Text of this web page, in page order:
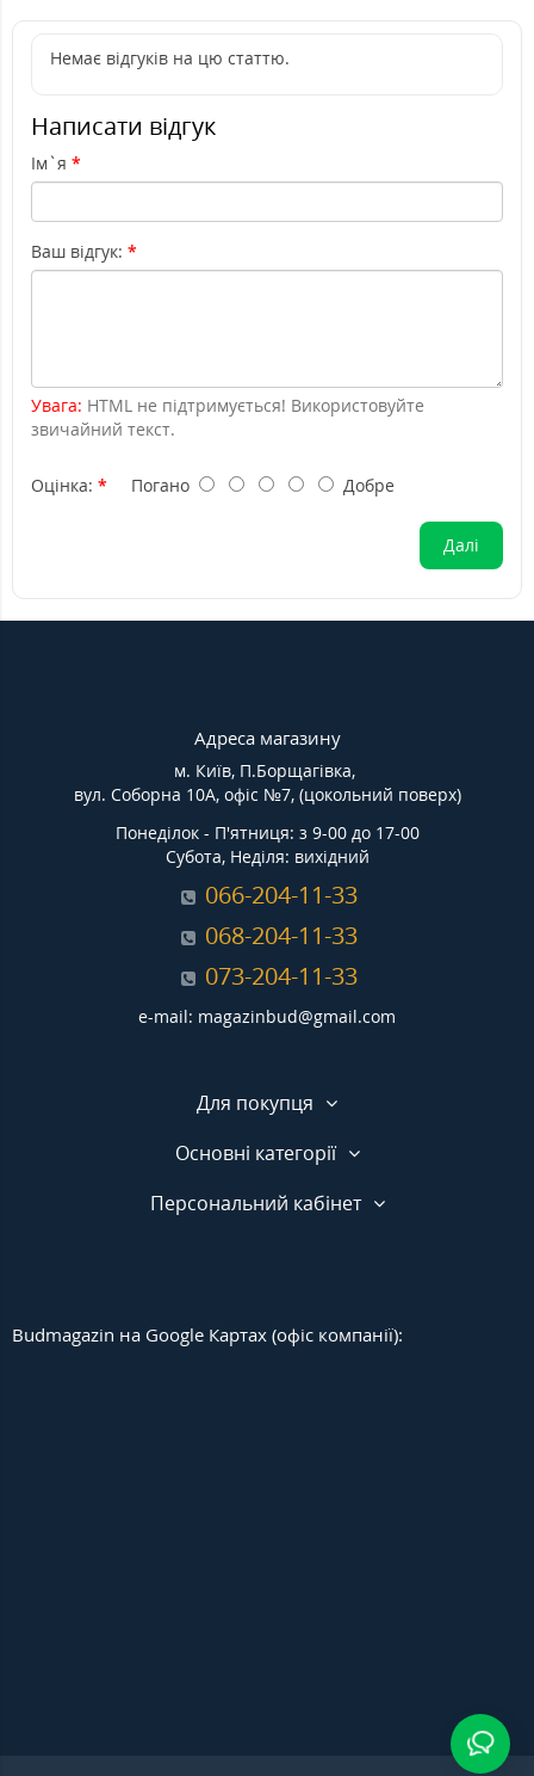
Немає відгуків на цю статтю.
Написати відгук
Ім`я
Ваш відгук:
Увага: HTML не підтримується! Використовуйте
звичайний текст.
Оцінка: Погано Добре
Далі
Адреса магазину
м. Київ, П.Борщагівка,
вул. Соборна 10А, офіс №7, (цокольний поверх)
Понеділок - П'ятниця: з 9-00 до 17-00
Субота, Неділя: вихідний
066-204-11-33
068-204-11-33
073-204-11-33
e-mail: magazinbud@gmail.com
Для покупця
Основні категорії
Персональний кабінет
Budmagazin на Google Картах (офіс компанії):